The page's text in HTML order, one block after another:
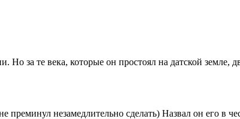
за те века, которые он простоял на датской земле,
незамедлительно сделать) Назвал он его в